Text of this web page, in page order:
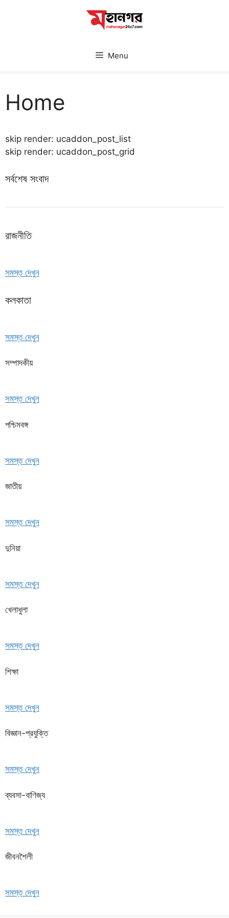
Menu
Home
skip render: ucaddon_post_list
skip render: ucaddon_post_grid
সর্বশেষ সংবাদ
রাজনীতি
সমস্ত দেখুন
কলকাতা
সমস্ত দেখুন
সম্পাদকীয়
সমস্ত দেখুন
পশ্চিমবঙ্গ
সমস্ত দেখুন
জাতীয়
সমস্ত দেখুন
দুনিয়া
সমস্ত দেখুন
খেলাধুলা
সমস্ত দেখুন
শিক্ষা
সমস্ত দেখুন
বিজ্ঞান-প্রযুক্তি
সমস্ত দেখুন
ব্যবসা-বাণিজ্য
সমস্ত দেখুন
জীবনশৈলী
সমস্ত দেখুন